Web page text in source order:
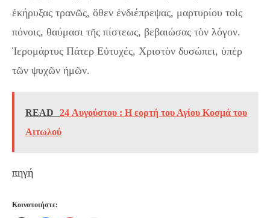
ἐκήρυξας τρανῶς, ὅθεν ἐνδιέπρεψας, μαρτυρίου τοὶς
πόνοις, θαύμασι τῆς πίστεως, βεβαιώσας τὸν λόγον.
Ἱερομάρτυς Πάτερ Εὐτυχές, Χριστὸν δυσώπει, ὑπὲρ
τῶν ψυχῶν ἠμῶν.
READ
24 Αυγούστου : Η εορτή του Αγίου Κοσμά του
Αιτωλού
πηγή
Κοινοποιήστε: